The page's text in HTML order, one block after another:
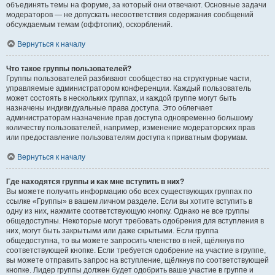
объединять темы на форуме, за который они отвечают. Основные задачи
модераторов — не допускать несоответствия содержания сообщений
обсуждаемым темам (оффтопик), оскорблений.
Вернуться к началу
Что такое группы пользователей?
Группы пользователей разбивают сообщество на структурные части,
управляемые администратором конференции. Каждый пользователь
может состоять в нескольких группах, и каждой группе могут быть
назначены индивидуальные права доступа. Это облегчает
администраторам назначение прав доступа одновременно большому
количеству пользователей, например, изменение модераторских прав
или предоставление пользователям доступа к приватным форумам.
Вернуться к началу
Где находятся группы и как мне вступить в них?
Вы можете получить информацию обо всех существующих группах по
ссылке «Группы» в вашем личном разделе. Если вы хотите вступить в
одну из них, нажмите соответствующую кнопку. Однако не все группы
общедоступны. Некоторые могут требовать одобрения для вступления в
них, могут быть закрытыми или даже скрытыми. Если группа
общедоступна, то вы можете запросить членство в ней, щёлкнув по
соответствующей кнопке. Если требуется одобрение на участие в группе,
вы можете отправить запрос на вступление, щёлкнув по соответствующей
кнопке. Лидер группы должен будет одобрить ваше участие в группе и